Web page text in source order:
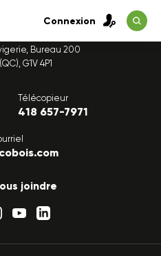
Connexion
en bois
Bureau 200
G1V 4P1
Télécopieur
418 657-7971
joindre